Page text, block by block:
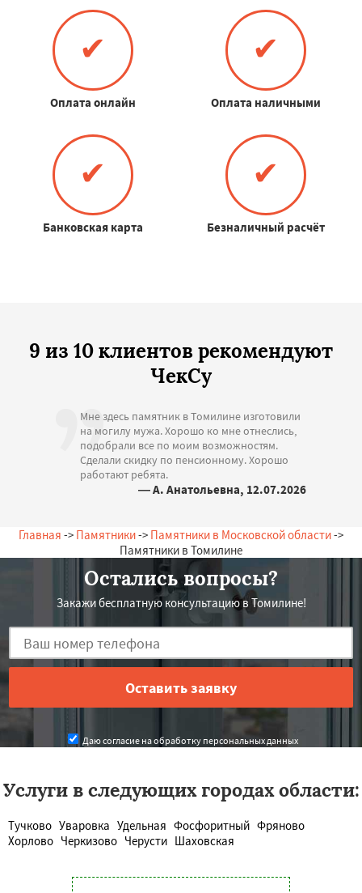
✔
Оплата онлайн
✔
Оплата наличными
✔
Банковская карта
✔
Безналичный расчёт
9 из 10 клиентов рекомендуют
ЧекСу
Мне здесь памятник в Томилине изготовили
на могилу мужа. Хорошо ко мне отнеслись,
подобрали все по моим возможностям.
Сделали скидку по пенсионному. Хорошо
работают ребята.
— А. Анатольевна, 12.07.2026
Главная -> Памятники-> Памятники в Московской области->
Памятники в Томилине
Остались вопросы?
Закажи бесплатную консультацию в Томилине!
Даю согласие на обработку персональных данных
Услуги в следующих городах области:
Тучково Уваровка Удельная Фосфоритный Фряново
Хорлово Черкизово Черусти Шаховская